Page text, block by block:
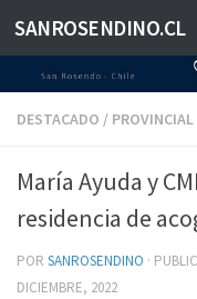
Saltar al contenido
SANROSENDINO.CL
DESTACADO / PROVINCIAL
María Ayuda y
residencia de
POR SANROSENDINO ·
DICIEMBRE, 2022